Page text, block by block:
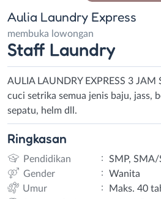
Aulia Laundry Express
membuka lowongan
Staff Laundry
AULIA LAUNDRY EXPRESS 3 JAM
cuci setrika semua jenis baju, jass,
sepatu, helm dll.
Ringkasan
Pendidikan :
SMP, SMA/
Gender
:
Wanita
Umur
:
Maks. 40